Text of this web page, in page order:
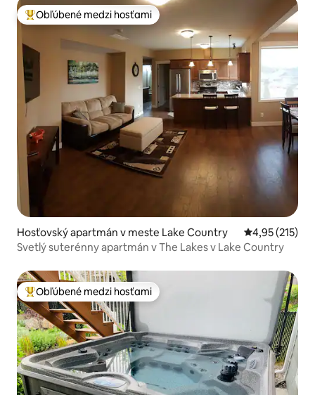
Najobľúbenejšie medzi hosťami
Obľúbené medzi hosťami
Hosťovský apartmán v meste Lake Country Priemerné
4,95 (215)
Svetlý suterénny apartmán v The Lakes v Lake Country
Najobľúbenejšie medzi hosťami
Obľúbené medzi hosťami